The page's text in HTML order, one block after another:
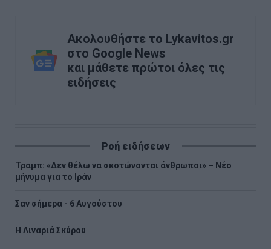
Ακολουθήστε το Lykavitos.gr
στο Google News
και μάθετε πρώτοι όλες τις
ειδήσεις
Ροή ειδήσεων
Τραμπ: «Δεν θέλω να σκοτώνονται άνθρωποι» – Νέο
μήνυμα για το Ιράν
Σαν σήμερα - 6 Αυγούστου
H Λιναριά Σκύρου